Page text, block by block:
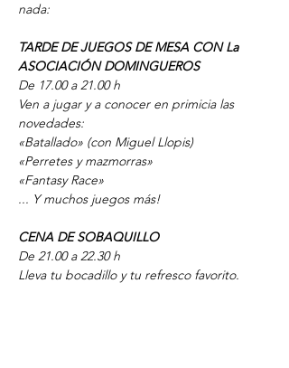
nada:
TARDE DE JUEGOS DE MESA CON La
ASOCIACIÓN DOMINGUEROS
De 17.00 a 21.00 h
Ven a jugar y a conocer en primicia las
novedades:
«Batallado» (con Miguel Llopis)
«Perretes y mazmorras»
«Fantasy Race»
... Y muchos juegos más!
CENA DE SOBAQUILLO
De 21.00 a 22.30 h
Lleva tu bocadillo y tu refresco favorito.